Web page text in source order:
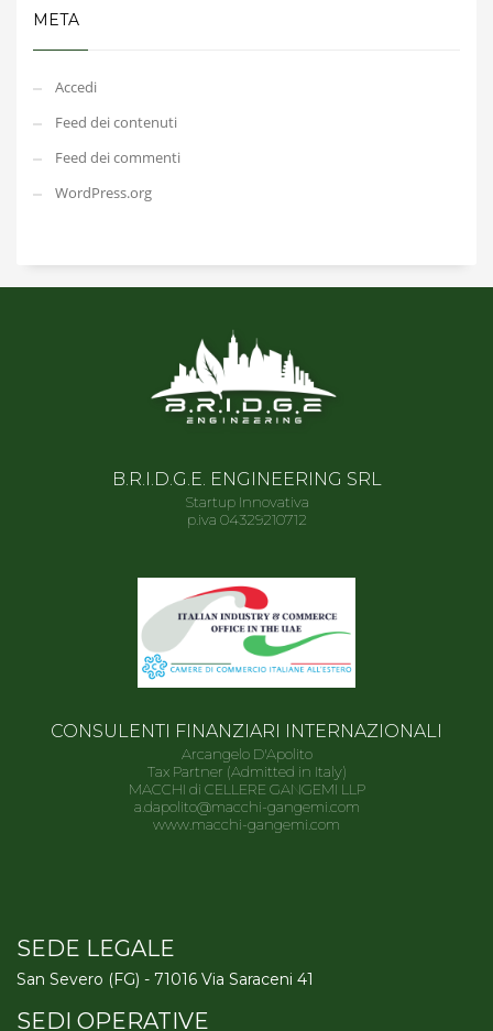
META
Accedi
Feed dei contenuti
Feed dei commenti
WordPress.org
B.R.I.D.G.E. ENGINEERING SRL
Startup Innovativa
p.iva 04329210712
CONSULENTI FINANZIARI INTERNAZIONALI
Arcangelo D'Apolito
Tax Partner (Admitted in Italy)
MACCHI di CELLERE GANGEMI LLP
a.dapolito@macchi-gangemi.com
www.macchi-gangemi.com
SEDE LEGALE
San Severo (FG) - 71016 Via Saraceni 41
SEDI OPERATIVE